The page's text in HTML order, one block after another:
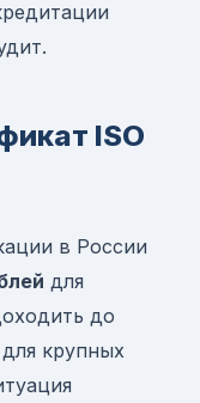
ISO
в России
для
до
крупных